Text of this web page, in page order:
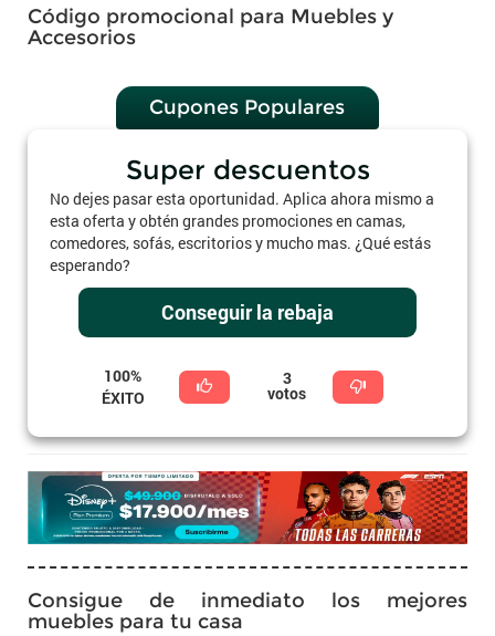
Código promocional para Muebles y
Accesorios
Cupones Populares
Super descuentos
No dejes pasar esta oportunidad. Aplica ahora mismo a
esta oferta y obtén grandes promociones en camas,
comedores, sofás, escritorios y mucho mas. ¿Qué estás
esperando?
Conseguir la rebaja
100%
ÉXITO
3
votos
Consigue de inmediato los mejores
muebles para tu casa